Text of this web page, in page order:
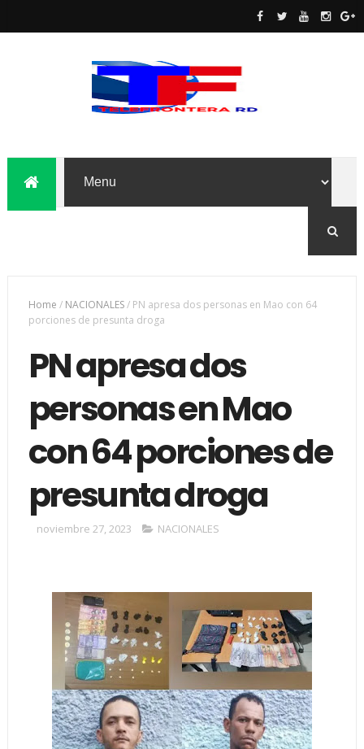
Home / NACIONALES/ PN apresa dos personas en Mao con 64
porciones de presunta droga
PN apresa dos
personas en Mao
con 64 porciones de
presunta droga
noviembre 27, 2023 NACIONALES